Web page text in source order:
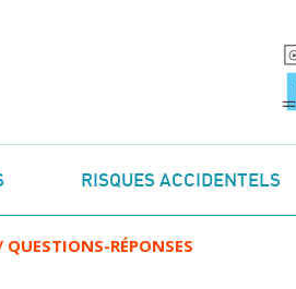
RISQUES ACCIDENTELS
QUESTIONS-RÉPONSES